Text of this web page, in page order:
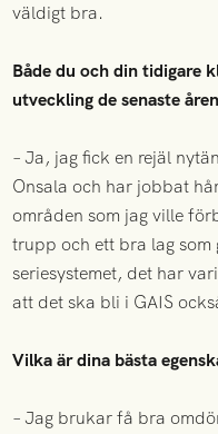
väldigt bra.
Både du och din tidigare
utveckling de senaste
– Ja, jag fick en rejäl
Onsala och har jobbat
områden som jag ville
trupp och ett bra lag
seriesystemet, det har
att det ska bli i GAIS
Vilka är dina bästa
– Jag brukar få bra